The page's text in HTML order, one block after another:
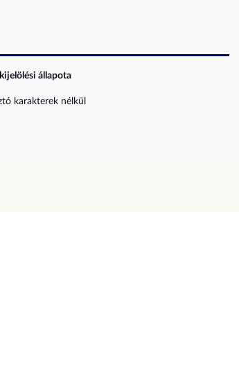
állapota
karakterek nélkül